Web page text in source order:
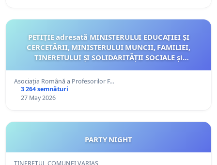
PETIȚIE adresată MINISTERULUI EDUCAȚIEI ȘI
CERCETĂRII, MINISTERULUI MUNCII, FAMILIEI,
TINERETULUI ȘI SOLIDARITĂȚII SOCIALE și
Asociația Română a Profesorilor F…
3 264 semnături
27 May 2026
PARTY NIGHT
TINERETUL COMUNEI VARIAS